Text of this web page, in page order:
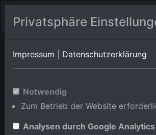
Orts-Album von Graben-Neudorf/
Württemberg,Deutschland
Im Shop bestellen
Privatsphäre
Impressum Datenschutzerklärung
Notwendig
Zum Betrieb der Website
Analysen durch Google Analytics